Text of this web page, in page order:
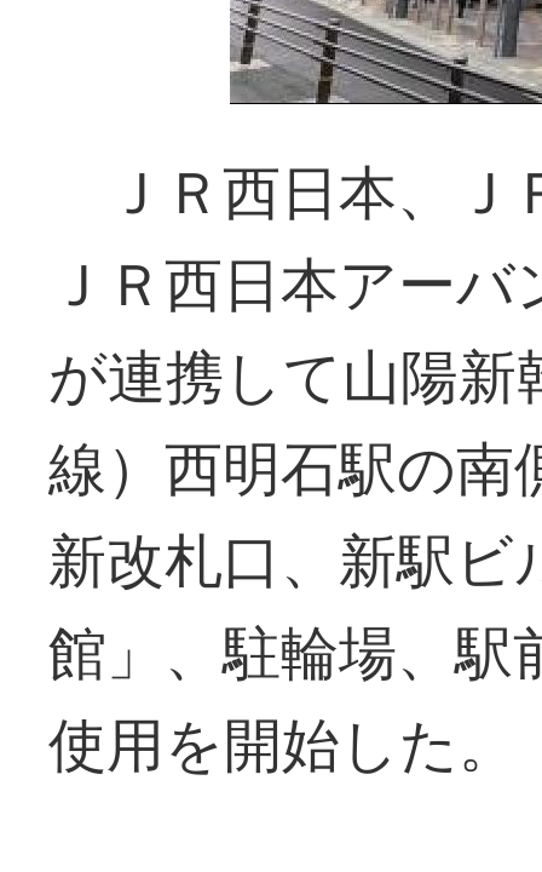
ＪＲ西日本、Ｊ
ＪＲ西日本アー
が連携して山陽
線）西明石駅の
新改札口、新駅
館」、駐輪場、駅
使用を開始した。